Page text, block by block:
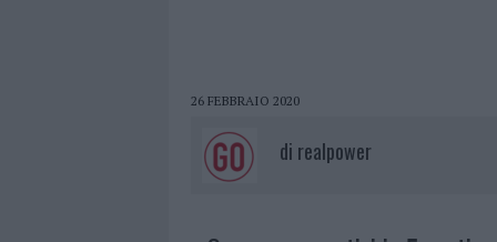
26 FEBBRAIO 2020
di realpower